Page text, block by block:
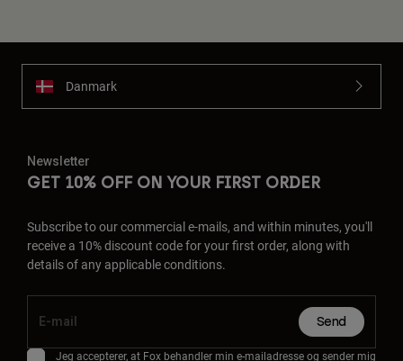
Danmark
Newsletter
GET 10% OFF ON YOUR FIRST ORDER
Subscribe to our commercial e-mails, and within minutes, you'll
receive a 10% discount code for your first order, along with
details of any applicable conditions.
Send
Jeg accepterer, at Fox behandler min e-mailadresse og sender mig